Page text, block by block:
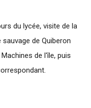
du lycée, visite de la
de Quiberon
de l'île, puis